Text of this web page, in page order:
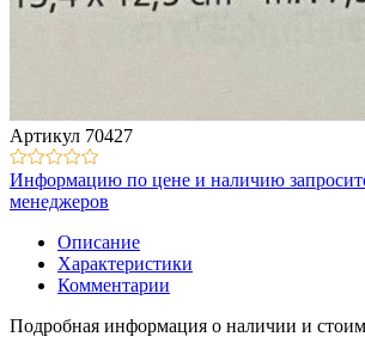
Артикул 70427
Информацию по цене и наличию
менеджеров
Описание
Характеристики
Комментарии
Подробная информация о наличии и